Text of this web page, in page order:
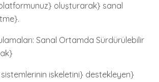
oluşturarak} sanal
Sanal Ortamda Sürdürülebilir
iskeletini} destekleyen}